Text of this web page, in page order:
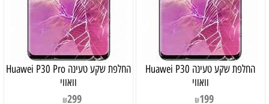
‏החלפת שקע טעינה Huawei P30
וואווי
₪199
‏החלפת שקע טעינה Huawei P30 Pro
וואווי
₪299